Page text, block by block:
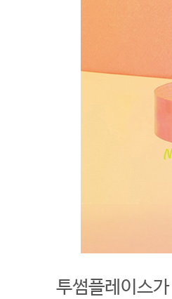
투썸플레이스